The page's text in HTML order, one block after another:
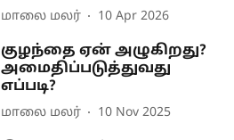
மாலை மலர் 10 Apr 2026
குழந்தை ஏன் அழுகிறது?
அமைதிப்படுத்துவது
எப்படி?
மாலை மலர் 10 Nov 2025